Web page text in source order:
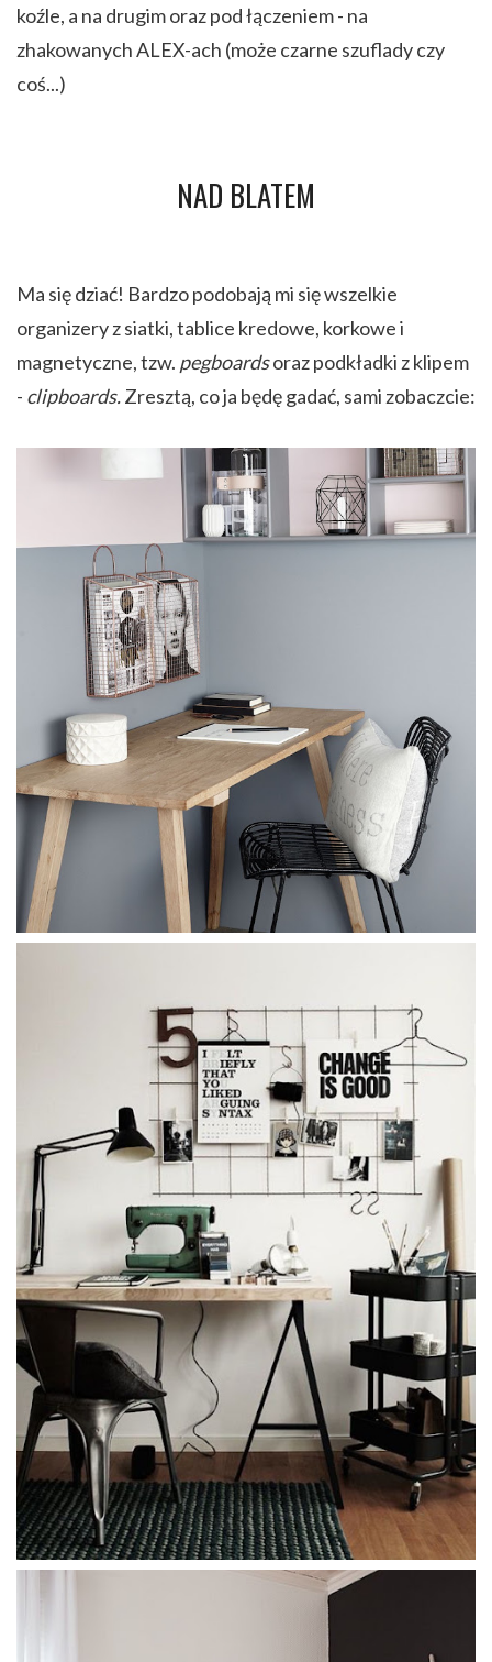
koźle, a na drugim oraz pod łączeniem - na
zhakowanych ALEX-ach (może czarne szuflady czy
coś...)
NAD BLATEM
Ma się dziać! Bardzo podobają mi się wszelkie
organizery z siatki, tablice kredowe, korkowe i
magnetyczne, tzw. pegboardsoraz podkładki z klipem
- clipboards.Zresztą, co ja będę gadać, sami zobaczcie: